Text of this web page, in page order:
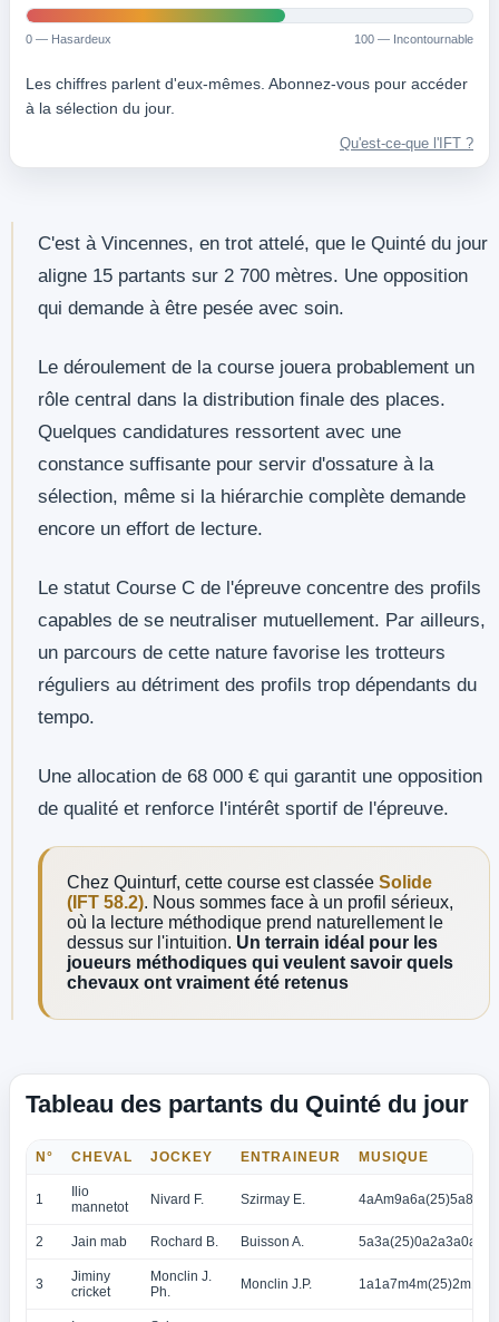
0 — Hasardeux 100 — Incontournable
Les chiffres parlent d'eux-mêmes. Abonnez-vous pour accéder
à la sélection du jour.
Qu'est-ce-que l'IFT ?
C'est à Vincennes, en trot attelé, que le Quinté du jour
aligne 15 partants sur 2 700 mètres. Une opposition
qui demande à être pesée avec soin.
Le déroulement de la course jouera probablement un
rôle central dans la distribution finale des places.
Quelques candidatures ressortent avec une
constance suffisante pour servir d'ossature à la
sélection, même si la hiérarchie complète demande
encore un effort de lecture.
Le statut Course C de l'épreuve concentre des profils
capables de se neutraliser mutuellement. Par ailleurs,
un parcours de cette nature favorise les trotteurs
réguliers au détriment des profils trop dépendants du
tempo.
Une allocation de 68 000 € qui garantit une opposition
de qualité et renforce l'intérêt sportif de l'épreuve.
Chez Quinturf, cette course est classée Solide
(IFT 58.2). Nous sommes face à un profil sérieux,
où la lecture méthodique prend naturellement le
dessus sur l'intuition. Un terrain idéal pour les
joueurs méthodiques qui veulent savoir quels
chevaux ont vraiment été retenus
Tableau des partants du Quinté du jour
N° CHEVAL JOCKEY ENTRAINEUR MUSIQUE
1
Ilio
mannetot
Nivard F. Szirmay E.
2 Jain mab Rochard B. Buisson A.
3
Jiminy
cricket
Monclin J.
Ph.
Monclin J.P.